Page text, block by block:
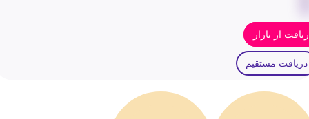
از بازار
دریافت مستقیم